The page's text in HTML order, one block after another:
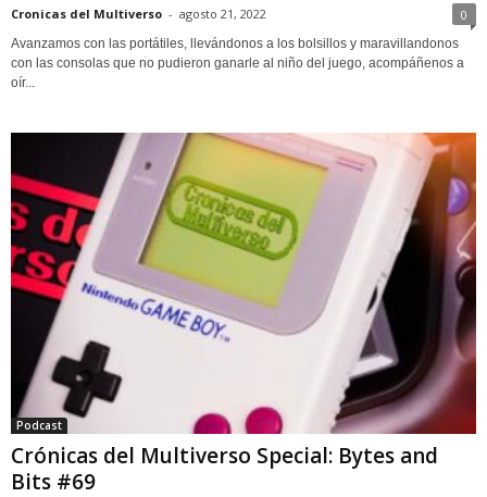
Cronicas del Multiverso - agosto 21, 2022 0
Avanzamos con las portátiles, llevándonos a los bolsillos y maravillandonos
con las consolas que no pudieron ganarle al niño del juego, acompáñenos a
oír...
Podcast
Crónicas del Multiverso Special: Bytes and
Bits #69